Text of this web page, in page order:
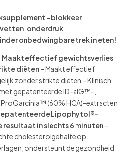
– blokkeer
onderdruk
onbedwingbare trek in eten!
Maakt effectief gewichtsverlies
diëten– Maakt effectief
zonder strikte diëten – Klinisch
gepatenteerde ID-alG™-,
(60% HCA)-extracten
Lipophytol®-
in slechts 6 minuten–
cholesterolgehalte op
ondersteunt de gezondheid